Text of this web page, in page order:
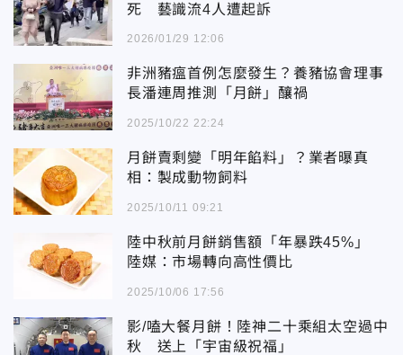
死 藝識流4人遭起訴
2026/01/29 12:06
非洲豬瘟首例怎麼發生？養豬協會理事
長潘連周推測「月餅」釀禍
2025/10/22 22:24
月餅賣剩變「明年餡料」？業者曝真
相：製成動物飼料
2025/10/11 09:21
陸中秋前月餅銷售額「年暴跌45%」
陸媒：市場轉向高性價比
2025/10/06 17:56
影/嗑大餐月餅！陸神二十乘組太空過中
秋 送上「宇宙級祝福」